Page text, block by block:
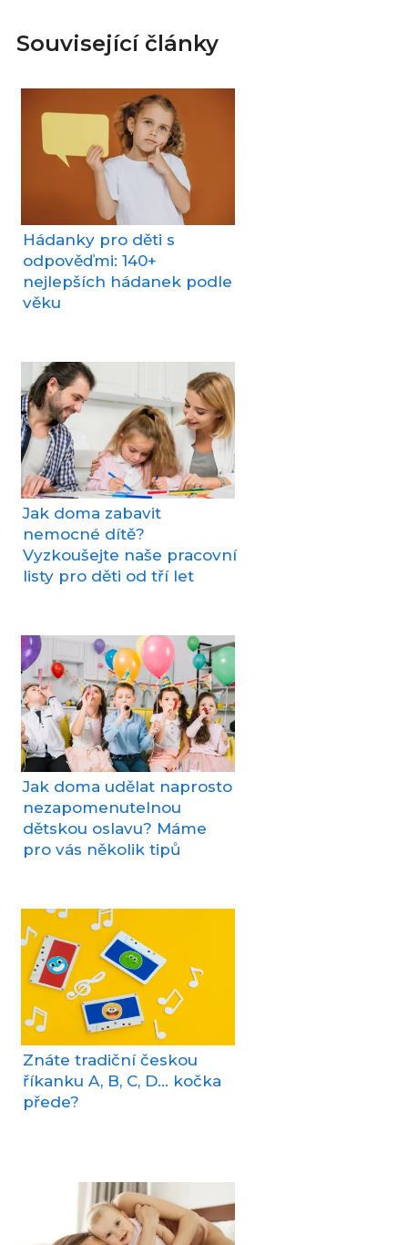
Související články
Hádanky pro děti s
odpověďmi: 140+
nejlepších hádanek podle
věku
Jak doma zabavit
nemocné dítě?
Vyzkoušejte naše pracovní
listy pro děti od tří let
Jak doma udělat naprosto
nezapomenutelnou
dětskou oslavu? Máme
pro vás několik tipů
Znáte tradiční českou
říkanku A, B, C, D… kočka
přede?